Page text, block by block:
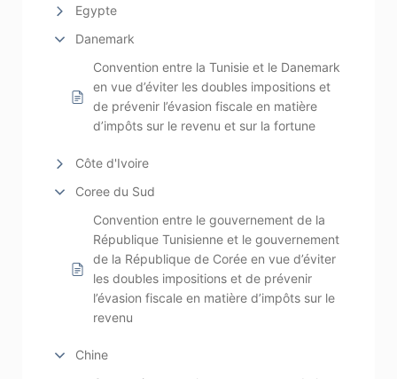
Egypte
Danemark
Convention entre la Tunisie et le Danemark
en vue d’éviter les doubles impositions et
de prévenir l’évasion fiscale en matière
d’impôts sur le revenu et sur la fortune
Côte d'Ivoire
Coree du Sud
Convention entre le gouvernement de la
République Tunisienne et le gouvernement
de la République de Corée en vue d’éviter
les doubles impositions et de prévenir
l’évasion fiscale en matière d’impôts sur le
revenu
Chine